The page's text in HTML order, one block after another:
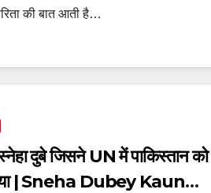
की बात आती है…
दुबे जिसने UN में पाकिस्तान को
| Sneha Dubey Kaun